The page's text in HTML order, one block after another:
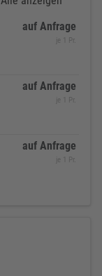
auf Anfrage
je 1 Pr.
auf Anfrage
je 1 Pr.
auf Anfrage
je 1 Pr.